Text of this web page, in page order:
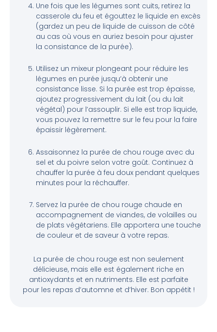
Une fois que les légumes sont cuits, retirez la
casserole du feu et égouttez le liquide en excès
(gardez un peu de liquide de cuisson de côté
au cas où vous en auriez besoin pour ajuster
la consistance de la purée).
Utilisez un mixeur plongeant pour réduire les
légumes en purée jusqu’à obtenir une
consistance lisse. Si la purée est trop épaisse,
ajoutez progressivement du lait (ou du lait
végétal) pour l’assouplir. Si elle est trop liquide,
vous pouvez la remettre sur le feu pour la faire
épaissir légèrement.
Assaisonnez la purée de chou rouge avec du
sel et du poivre selon votre goût. Continuez à
chauffer la purée à feu doux pendant quelques
minutes pour la réchauffer.
Servez la purée de chou rouge chaude en
accompagnement de viandes, de volailles ou
de plats végétariens. Elle apportera une touche
de couleur et de saveur à votre repas.
La purée de chou rouge est non seulement
délicieuse, mais elle est également riche en
antioxydants et en nutriments. Elle est parfaite
pour les repas d’automne et d’hiver. Bon appétit !